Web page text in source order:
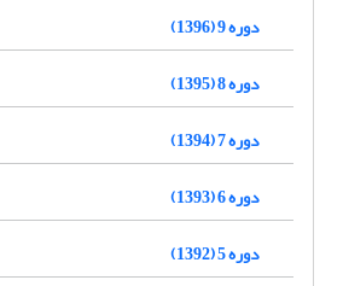
دوره 9 (1396)
دوره 8 (1395)
دوره 7 (1394)
دوره 6 (1393)
دوره 5 (1392)